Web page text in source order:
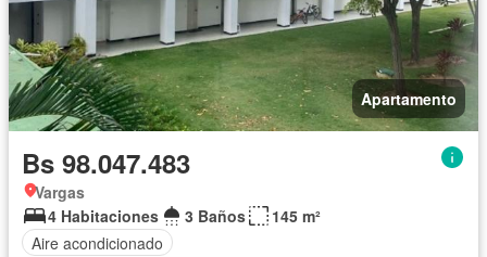
Apartamento
Bs 98.047.483
Vargas
4 Habitaciones
3 Baños
145 m²
Aire acondicionado